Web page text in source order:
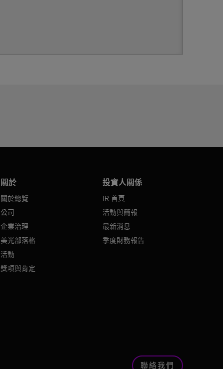
關於
關於總覽
公司
企業治理
美光部落格
活動
獎項與肯定
投資人關係
IR 首頁
活動與簡報
最新消息
季度財務報告
聯絡我們